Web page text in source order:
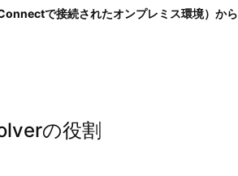
で接続されたオンプレミス環境）から
の役割